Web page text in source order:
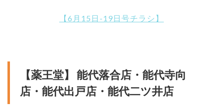
【6月15日-19日号チラシ】
【薬王堂】 能代落合店・能代寺向
店・能代出戸店・能代二ツ井店